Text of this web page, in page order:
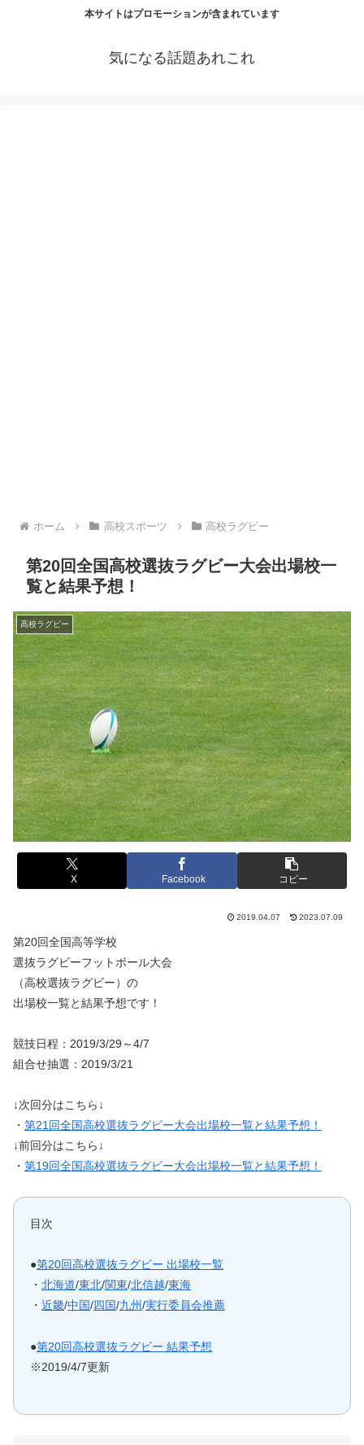
本サイトはプロモーションが含まれています
気になる話題あれこれ
ホーム 高校スポーツ 高校ラグビー
第20回全国高校選抜ラグビー大会出場校一
覧と結果予想！
高校ラグビー
X Facebook コピー
2019.04.07 2023.07.09
第20回全国高等学校
選抜ラグビーフットボール大会
（高校選抜ラグビー）の
出場校一覧と結果予想です！
競技日程：2019/3/29～4/7
組合せ抽選：2019/3/21
↓次回分はこちら↓
・ 第21回全国高校選抜ラグビー大会出場校一覧と結果予想！
↓前回分はこちら↓
・ 第19回全国高校選抜ラグビー大会出場校一覧と結果予想！
目次
●第20回高校選抜ラグビー 出場校一覧
・ 北海道/東北/関東/北信越/東海
・ 近畿/中国/四国/九州/実行委員会推薦
●第20回高校選抜ラグビー 結果予想
※2019/4/7更新